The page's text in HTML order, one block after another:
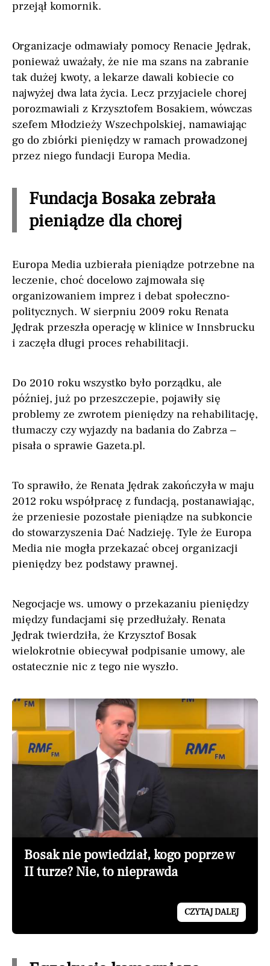
przejął komornik.
Organizacje odmawiały pomocy Renacie Jędrak,
ponieważ uważały, że nie ma szans na zabranie
tak dużej kwoty, a lekarze dawali kobiecie co
najwyżej dwa lata życia. Lecz przyjaciele chorej
porozmawiali z Krzysztofem Bosakiem, wówczas
szefem Młodzieży Wszechpolskiej, namawiając
go do zbiórki pieniędzy w ramach prowadzonej
przez niego fundacji Europa Media.
Fundacja Bosaka zebrała
pieniądze dla chorej
Europa Media uzbierała pieniądze potrzebne na
leczenie, choć docelowo zajmowała się
organizowaniem imprez i debat społeczno-
politycznych. W sierpniu 2009 roku Renata
Jędrak przeszła operację w klinice w Innsbrucku
i zaczęła długi proces rehabilitacji.
Do 2010 roku wszystko było porządku, ale
później, już po przeszczepie, pojawiły się
problemy ze zwrotem pieniędzy na rehabilitację,
tłumaczy czy wyjazdy na badania do Zabrza –
pisała o sprawie Gazeta.pl.
To sprawiło, że Renata Jędrak zakończyła w maju
2012 roku współpracę z fundacją, postanawiając,
że przeniesie pozostałe pieniądze na subkoncie
do stowarzyszenia Dać Nadzieję. Tyle że Europa
Media nie mogła przekazać obcej organizacji
pieniędzy bez podstawy prawnej.
Negocjacje ws. umowy o przekazaniu pieniędzy
między fundacjami się przedłużały. Renata
Jędrak twierdziła, że Krzysztof Bosak
wielokrotnie obiecywał podpisanie umowy, ale
ostatecznie nic z tego nie wyszło.
Bosak nie powiedział, kogo poprze w
II turze? Nie, to nieprawda
CZYTAJ DALEJ